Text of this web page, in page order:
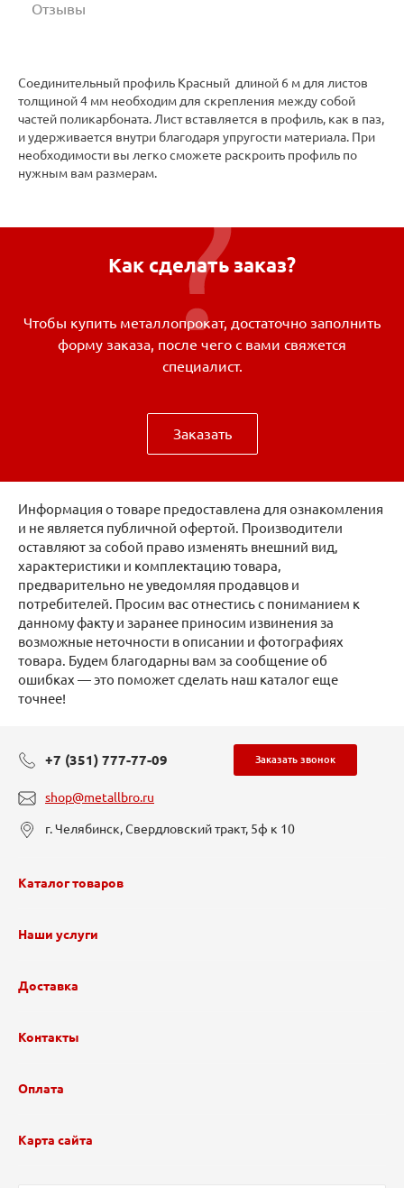
Отзывы
Соединительный профиль Красный длиной 6 м для листов
толщиной 4 мм необходим для скрепления между собой
частей поликарбоната. Лист вставляется в профиль, как в паз,
и удерживается внутри благодаря упругости материала. При
необходимости вы легко сможете раскроить профиль по
нужным вам размерам.
Как сделать заказ?
Чтобы купить металлопрокат, достаточно заполнить
форму заказа, после чего с вами свяжется
специалист.
Заказать
Информация о товаре предоставлена для ознакомления
и не является публичной офертой. Производители
оставляют за собой право изменять внешний вид,
характеристики и комплектацию товара,
предварительно не уведомляя продавцов и
потребителей. Просим вас отнестись с пониманием к
данному факту и заранее приносим извинения за
возможные неточности в описании и фотографиях
товара. Будем благодарны вам за сообщение об
ошибках — это поможет сделать наш каталог еще
точнее!
+7 (351) 777-77-09 Заказать звонок
shop@metallbro.ru
г. Челябинск, Свердловский тракт, 5ф к 10
Каталог товаров
Наши услуги
Доставка
Контакты
Оплата
Карта сайта